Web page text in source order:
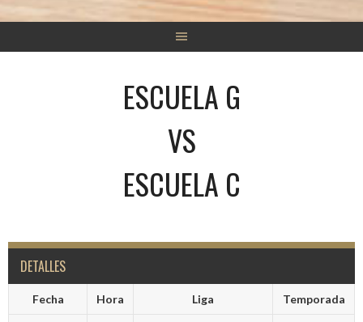
ESCUELA G
VS
ESCUELA C
DETALLES
Fecha Hora Liga Temporada